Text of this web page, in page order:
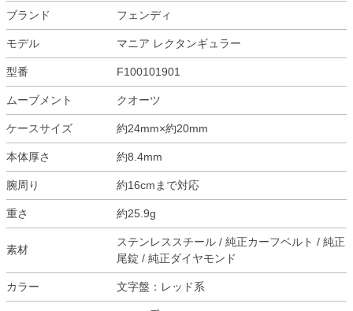
ブランド
フェンディ
モデル マニア レクタンギュラー
型番 F100101901
ムーブメント クオーツ
ケースサイズ 約24mm×約20mm
本体厚さ 約8.4mm
腕周り 約16cmまで対応
重さ 約25.9g
素材
ステンレススチール / 純正カーフベルト / 純正
尾錠 / 純正ダイヤモンド
カラー 文字盤：レッド系